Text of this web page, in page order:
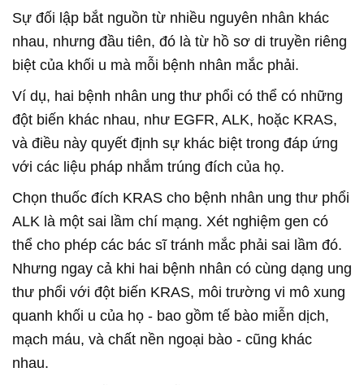
Sự đối lập bắt nguồn từ nhiều nguyên nhân khác
nhau, nhưng đầu tiên, đó là từ hồ sơ di truyền riêng
biệt của khối u mà mỗi bệnh nhân mắc phải.
Ví dụ, hai bệnh nhân ung thư phổi có thể có những
đột biến khác nhau, như EGFR, ALK, hoặc KRAS,
và điều này quyết định sự khác biệt trong đáp ứng
với các liệu pháp nhắm trúng đích của họ.
Chọn thuốc đích KRAS cho bệnh nhân ung thư phổi
ALK là một sai lầm chí mạng. Xét nghiệm gen có
thể cho phép các bác sĩ tránh mắc phải sai lầm đó.
Nhưng ngay cả khi hai bệnh nhân có cùng dạng ung
thư phổi với đột biến KRAS, môi trường vi mô xung
quanh khối u của họ - bao gồm tế bào miễn dịch,
mạch máu, và chất nền ngoại bào - cũng khác
nhau.